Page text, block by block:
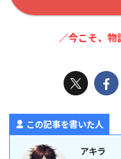
／今こそ、
この記事を書いた人
アキラ